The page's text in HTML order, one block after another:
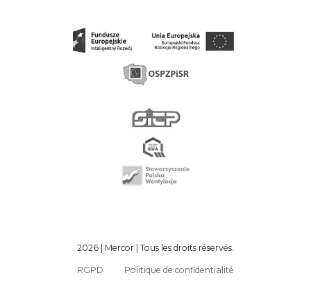
2026 | Mercor | Tous les droits réservés.
RGPD Politique de confidentialité